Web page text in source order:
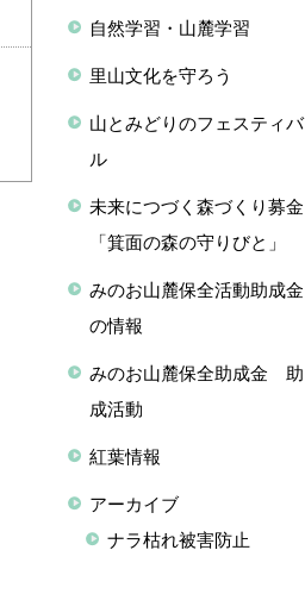
自然学習・山麓学習
里山文化を守ろう
山とみどりのフェスティバ
ル
未来につづく森づくり募金
「箕面の森の守りびと」
みのお山麓保全活動助成金
の情報
みのお山麓保全助成金 助
成活動
紅葉情報
アーカイブ
ナラ枯れ被害防止